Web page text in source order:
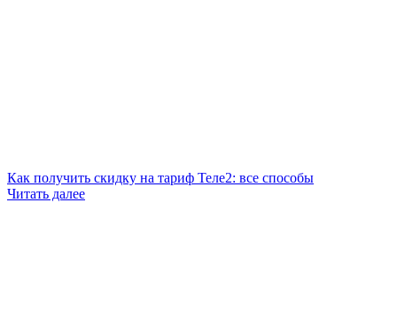
Как получить скидку на тариф Теле2: все способы
Читать далее